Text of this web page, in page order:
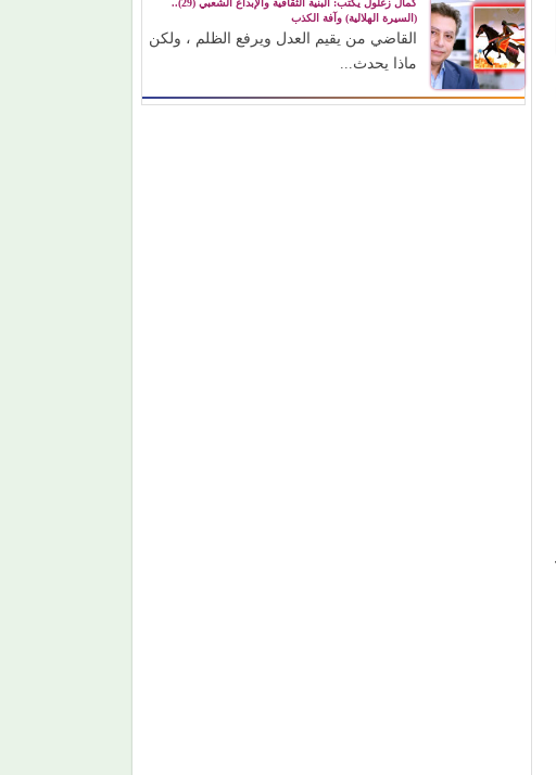
كمال زغلول يكتب: البنية الثقافية والإبداع الشعبي (29)..
(السيرة الهلالية) وآفة الكذب
القاضي من يقيم العدل ويرفع الظلم ، ولكن
ماذا يحدث...